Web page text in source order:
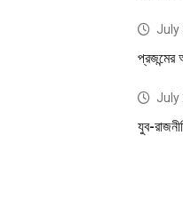
July
প্রজন্মের
July
যুব-